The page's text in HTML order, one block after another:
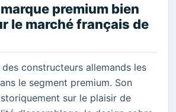
premium bien
le marché français de
constructeurs allemands les
le segment premium. Son
sur le plaisir de